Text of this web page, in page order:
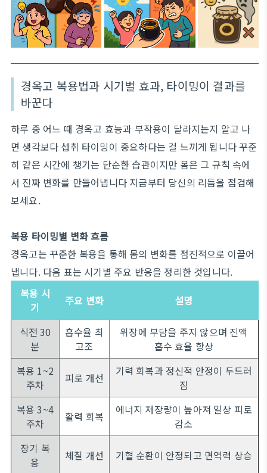
경옥고 복용법과 시기별 효과, 타이밍이 결과를
바꾼다
하루 중 어느 때 경옥고 효능과 부작용이 달라지는지 알고 나
면 생각보다 섭취 타이밍이 중요하다는 걸 느끼게 됩니다 꾸준
히 같은 시간에 챙기는 단순한 습관이지만 몸은 그 규칙 속에
서 진짜 변화를 만들어냅니다 지금부터 당신의 리듬을 점검해
보세요.
복용 타이밍별 변화 흐름
경옥고는 꾸준한 복용을 통해 몸의 변화를 점진적으로 이끌어
냅니다. 다음 표는 시기별 주요 반응을 정리한 것입니다.
복용 시
기
주요 변화 설명
식전 30
분
흡수율 최
고조
위장에 부담을 주지 않으며 진액
흡수 효율 향상
복용 1~2
주차
피로 개선
기력 회복과 정신적 안정이 두드러
짐
복용 3~4
주차
활력 회복
에너지 저장량이 높아져 일상 피로
감소
장기 복
용
체질 개선 기혈 순환이 안정되고 면역력 상승